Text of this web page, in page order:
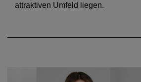
attraktiven Umfeld liegen.